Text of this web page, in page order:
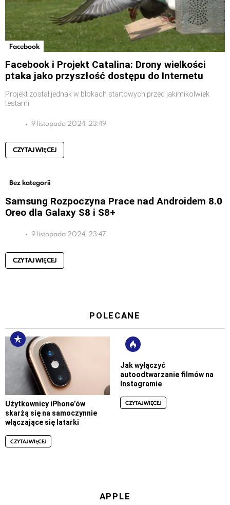
Facebook
Facebook i Projekt Catalina: Drony wielkości
ptaka jako przyszłość dostępu do Internetu
Projekt został jednak w blokach startowych przed jakimikolwiek
testami
9 listopada 2024, 23:49
CZYTAJ WIĘCEJ
Bez kategorii
Samsung Rozpoczyna Prace nad Androidem 8.0
Oreo dla Galaxy S8 i S8+
9 listopada 2024, 23:47
CZYTAJ WIĘCEJ
POLECANE
Użytkownicy iPhone’ów
skarżą się na samoczynnie
włączające się latarki
CZYTAJ WIĘCEJ
Jak wyłączyć
autoodtwarzanie filmów na
Instagramie
CZYTAJ WIĘCEJ
APPLE